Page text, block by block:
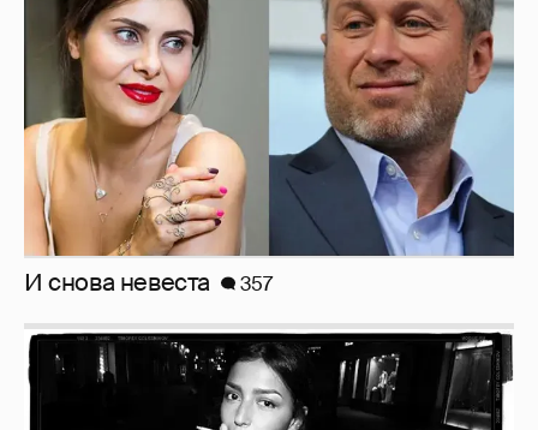
Рублёвские дочки 187